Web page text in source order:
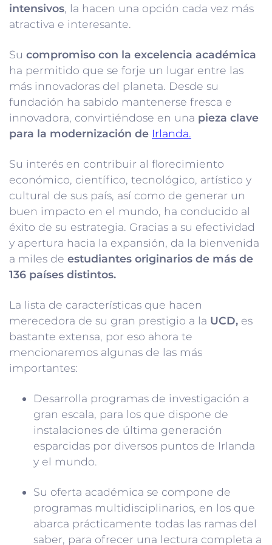
intensivos, la hacen una opción cada vez más
atractiva e interesante.
Su compromiso con la excelencia académica
ha permitido que se forje un lugar entre las
más innovadoras del planeta. Desde su
fundación ha sabido mantenerse fresca e
innovadora, convirtiéndose en una pieza clave
para la modernización de Irlanda.
Su interés en contribuir al florecimiento
económico, científico, tecnológico, artístico y
cultural de sus país, así como de generar un
buen impacto en el mundo, ha conducido al
éxito de su estrategia. Gracias a su efectividad
y apertura hacia la expansión, da la bienvenida
a miles de estudiantes originarios de más de
136 países distintos.
La lista de características que hacen
merecedora de su gran prestigio a la UCD, es
bastante extensa, por eso ahora te
mencionaremos algunas de las más
importantes:
Desarrolla programas de investigación a
gran escala, para los que dispone de
instalaciones de última generación
esparcidas por diversos puntos de Irlanda
y el mundo.
Su oferta académica se compone de
programas multidisciplinarios, en los que
abarca prácticamente todas las ramas del
saber, para ofrecer una lectura completa a